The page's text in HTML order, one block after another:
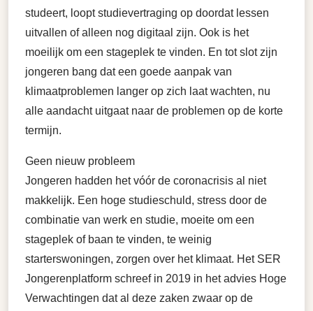
studeert, loopt studievertraging op doordat lessen
uitvallen of alleen nog digitaal zijn. Ook is het
moeilijk om een stageplek te vinden. En tot slot zijn
jongeren bang dat een goede aanpak van
klimaatproblemen langer op zich laat wachten, nu
alle aandacht uitgaat naar de problemen op de korte
termijn.
Geen nieuw probleem
Jongeren hadden het vóór de coronacrisis al niet
makkelijk. Een hoge studieschuld, stress door de
combinatie van werk en studie, moeite om een
stageplek of baan te vinden, te weinig
starterswoningen, zorgen over het klimaat. Het SER
Jongerenplatform schreef in 2019 in het advies Hoge
Verwachtingen dat al deze zaken zwaar op de